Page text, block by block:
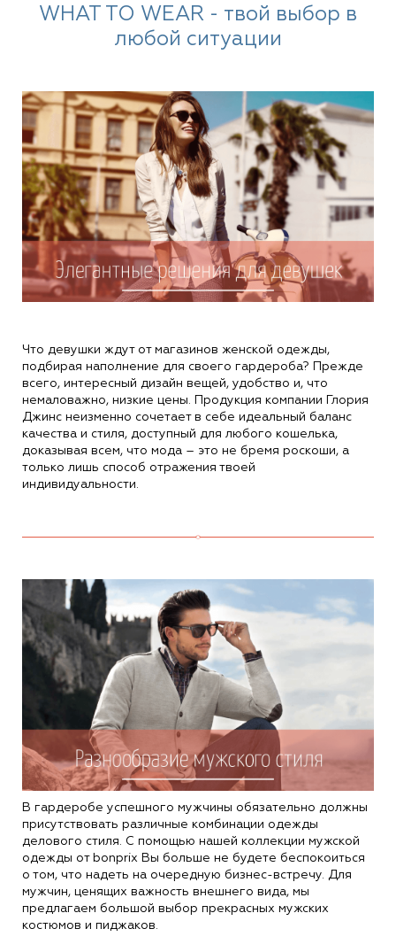
WHAT TO WEAR - твой выбор в
любой ситуации
Что девушки ждут от магазинов женской одежды,
подбирая наполнение для своего гардероба? Прежде
всего, интересный дизайн вещей, удобство и, что
немаловажно, низкие цены. Продукция компании Глория
Джинс неизменно сочетает в себе идеальный баланс
качества и стиля, доступный для любого кошелька,
доказывая всем, что мода – это не бремя роскоши, а
только лишь способ отражения твоей
индивидуальности.
В гардеробе успешного мужчины обязательно должны
присутствовать различные комбинации одежды
делового стиля. С помощью нашей коллекции мужской
одежды от bonprix Вы больше не будете беспокоиться
о том, что надеть на очередную бизнес-встречу. Для
мужчин, ценящих важность внешнего вида, мы
предлагаем большой выбор прекрасных мужских
костюмов и пиджаков.